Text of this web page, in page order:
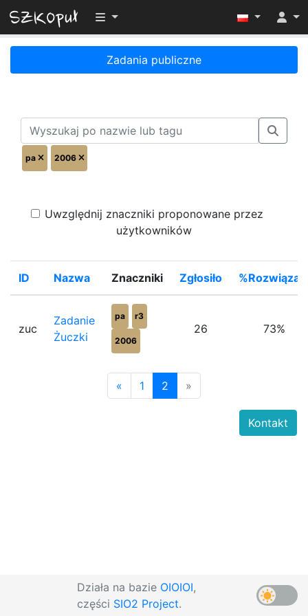
Przełącz widoczność menu
Zadania publiczne
pa 2006
Uwzględnij znaczniki proponowane przez
użytkowników
ID Nazwa Znaczniki Zgłosiło
zuc
Zadanie
Żuczki
pa r3
2006
26 73%
« 1 2 »
Działa na bazie OIOIOI,
części SIO2 Project.
Kontakt